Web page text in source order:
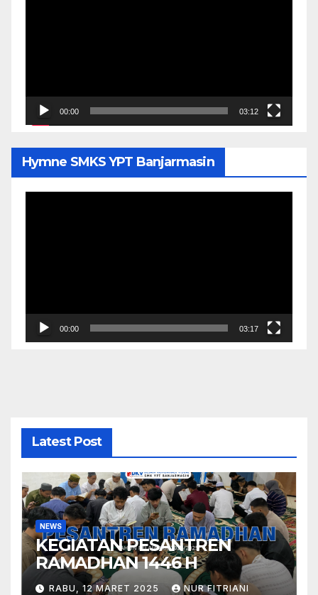
00:00 03:12
Hymne SMKS YPT Banjarmasin
00:00 03:17
Latest Post
NEWS
KEGIATAN PESANTREN
RAMADHAN 1446 H
RABU, 12 MARET 2025 NUR FITRIANI